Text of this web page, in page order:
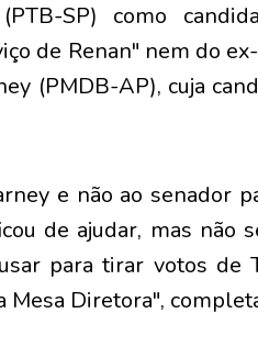
SP) como
de Renan" nem do
(PMDB-AP), cuja
e não ao senador
de ajudar, mas não
para tirar votos de
Diretora",